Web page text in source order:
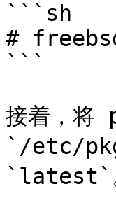
```sh
#
```
接着，
`/etc/
`latest`